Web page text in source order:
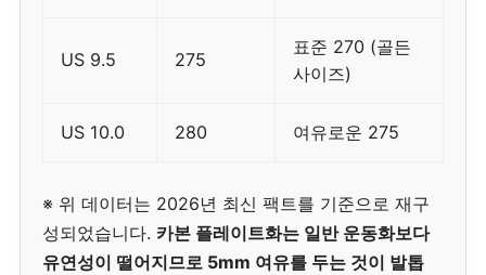
US 9.5 275
표준 270 (골든
사이즈)
US 10.0 280 여유로운 275
※ 위 데이터는 2026년 최신 팩트를 기준으로 재구
성되었습니다. 카본 플레이트화는 일반 운동화보다
유연성이 떨어지므로 5mm 여유를 두는 것이 발톱